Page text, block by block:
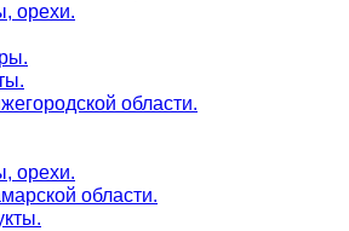
орехи.
области.
орехи.
области.